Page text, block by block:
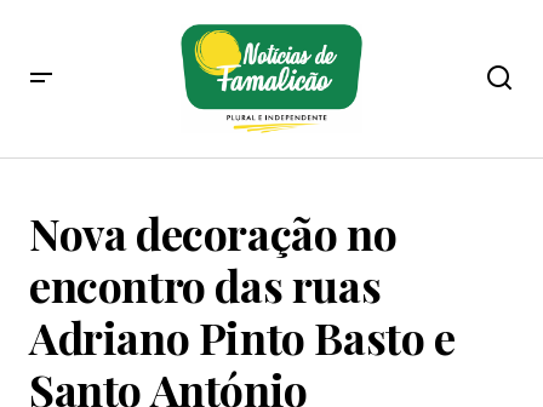
Nova decoração no
encontro das ruas
Adriano Pinto Basto e
Santo António